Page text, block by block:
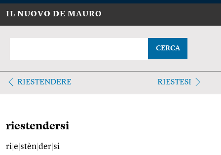
IL NUOVO DE MAURO
CERCA
RIESTENDERE RIESTESI
riestendersi
ri e stèn der si